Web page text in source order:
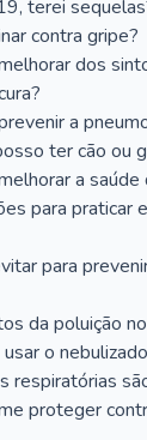
terei
contra gripe?
dos
a
ter cão ou
a
para praticar
para
da poluição
o
respiratórias
proteger